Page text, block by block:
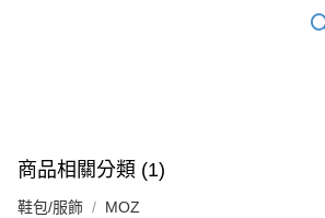
商品相關分類 (1)
鞋包/服飾 MOZ